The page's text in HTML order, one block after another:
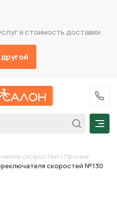
и стоимость доставки
На главную
+7
скоростей / Прочие
скоростей №130